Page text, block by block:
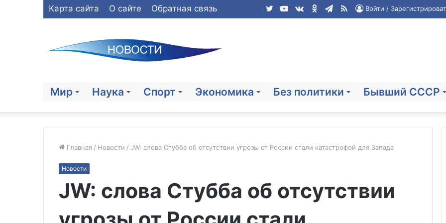
Карта сайта О сайте Обратная связь Войти /
RSS
Telegram
Одноклассники
vk.com
YouTube
Twitter
Мир Наука Спорт Экономика Без политики Бывший СССР
Главная / Новости / JW: слова Стубба об отсутствии угрозы от России стали катастрофой для Запада
Новости
JW: слова Стубба об отсутствии
результате
в
беспилотной
отменён